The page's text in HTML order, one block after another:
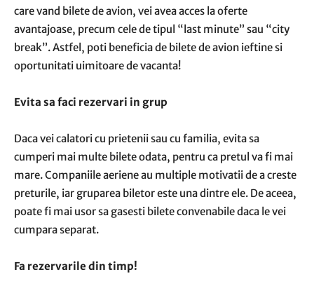
care vand bilete de avion, vei avea acces la oferte
avantajoase, precum cele de tipul “last minute” sau “city
break”. Astfel, poti beneficia de bilete de avion ieftine si
oportunitati uimitoare de vacanta!
Evita sa faci rezervari in grup
Daca vei calatori cu prietenii sau cu familia, evita sa
cumperi mai multe bilete odata, pentru ca pretul va fi mai
mare. Companiile aeriene au multiple motivatii de a creste
preturile, iar gruparea biletor este una dintre ele. De aceea,
poate fi mai usor sa gasesti bilete convenabile daca le vei
cumpara separat.
Fa rezervarile din timp!